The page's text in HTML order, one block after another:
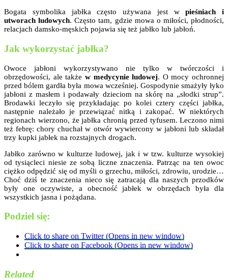
Bogata symbolika jabłka często używana jest wpieśniach i
utworach ludowych. Często tam, gdzie mowa o miłości, płodności,
relacjach damsko-męskich pojawia się też jabłko lub jabłoń.
Jak wykorzystać jabłka?
Owoce jabłoni wykorzystywano nie tylko w twórczości i
obrzędowości, ale także w medycynie ludowej. O mocy ochronnej
przed bólem gardła była mowa wcześniej. Gospodynie smażyły łyko
jabłoni z masłem i podawały dzieciom na skórę na „słodki strup”.
Brodawki leczyło się przykładając po kolei cztery części jabłka,
następnie należało je przewiązać nitką i zakopać. W niektórych
regionach wierzono, że jabłka chronią przed tyfusem. Leczono nimi
też febrę: chory chuchał w otwór wywiercony w jabłoni lub składał
trzy kupki jabłek na rozstajnych drogach.
Jabłko zarówno w kulturze ludowej, jak i w tzw. kulturze wysokiej
od tysiącleci niesie ze sobą liczne znaczenia. Patrząc na ten owoc
ciężko odpędzić się od myśli o grzechu, miłości, zdrowiu, urodzie…
Choć dziś te znaczenia nieco się zatracają dla naszych przodków
były one oczywiste, a obecność jabłek w obrzędach była dla
wszystkich jasna i pożądana.
Podziel się:
Click to share on Twitter (Opens in new window)
Click to share on Facebook (Opens in new window)
Related